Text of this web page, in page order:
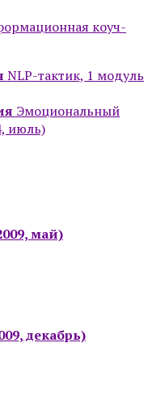
коуч-
NLP-тактик, 1 модуль
Эмоциональный
июль)
май)
декабрь)